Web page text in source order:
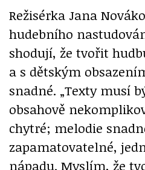
Režisérka Jana
hudebního
shodují, že tvořit
a s dětským
snadné. „Texty musí
obsahově
chytré; melodie
zapamatovatelné,
nápadu. Myslím, že